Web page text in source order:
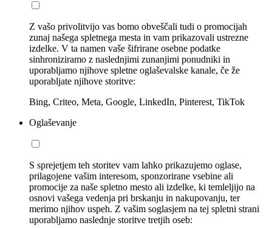
Z vašo privolitvijo vas bomo obveščali tudi o promocijah
zunaj našega spletnega mesta in vam prikazovali ustrezne
izdelke. V ta namen vaše šifrirane osebne podatke
sinhroniziramo z naslednjimi zunanjimi ponudniki in
uporabljamo njihove spletne oglaševalske kanale, če že
uporabljate njihove storitve:
Bing, Criteo, Meta, Google, LinkedIn, Pinterest, TikTok
Oglaševanje
S sprejetjem teh storitev vam lahko prikazujemo oglase,
prilagojene vašim interesom, sponzorirane vsebine ali
promocije za naše spletno mesto ali izdelke, ki temleljijo na
osnovi vašega vedenja pri brskanju in nakupovanju, ter
merimo njihov uspeh. Z vašim soglasjem na tej spletni strani
uporabljamo naslednje storitve tretjih oseb: